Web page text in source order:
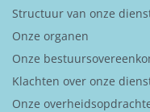
Structuur van onze
Onze organen
Onze
Klachten over onze
Onze